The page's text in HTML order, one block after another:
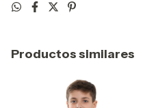
Productos similares